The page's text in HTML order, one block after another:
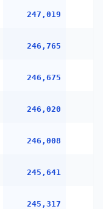
247,019
246,765
246,675
246,020
246,008
245,641
245,317